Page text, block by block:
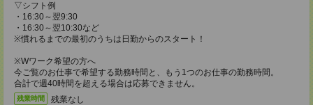
▽シフト例
・16:30～翌9:30
・16:30～翌10:30など
※慣れるまでの最初のうちは日勤からのスタート！
※Wワーク希望の方へ
今ご覧のお仕事で希望する勤務時間と、もう1つのお仕事の勤務時間。
合計で週40時間を超える場合は応募できません。
残業時間 残業なし